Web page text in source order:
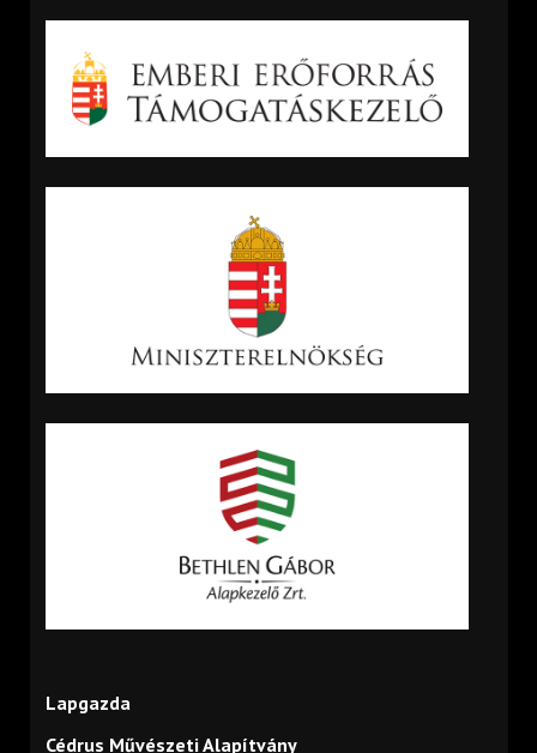
Lapgazda
Cédrus Művészeti Alapítvány